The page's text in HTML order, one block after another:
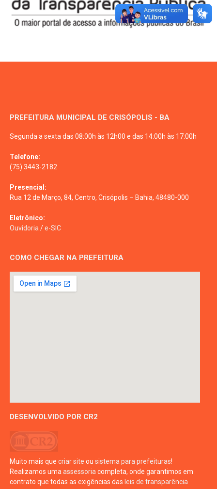
PREFEITURA MUNICIPAL DE CRISÓPOLIS - BA
Segunda a sexta das 08:00h às 12h00 e das 14:00h às 17:00h
Telefone:
(75) 3443-2182
Presencial:
Rua 12 de Março, 84, Centro, Crisópolis – Bahia, 48480-000
Eletrônico:
Ouvidoria /e-SIC
COMO CHEGAR NA PREFEITURA
DESENVOLVIDO POR CR2
Muito mais que criar site ou sistema para prefeituras!
Realizamos uma assessoria completa, onde garantimos em
contrato que todas as exigências das leis de transparência